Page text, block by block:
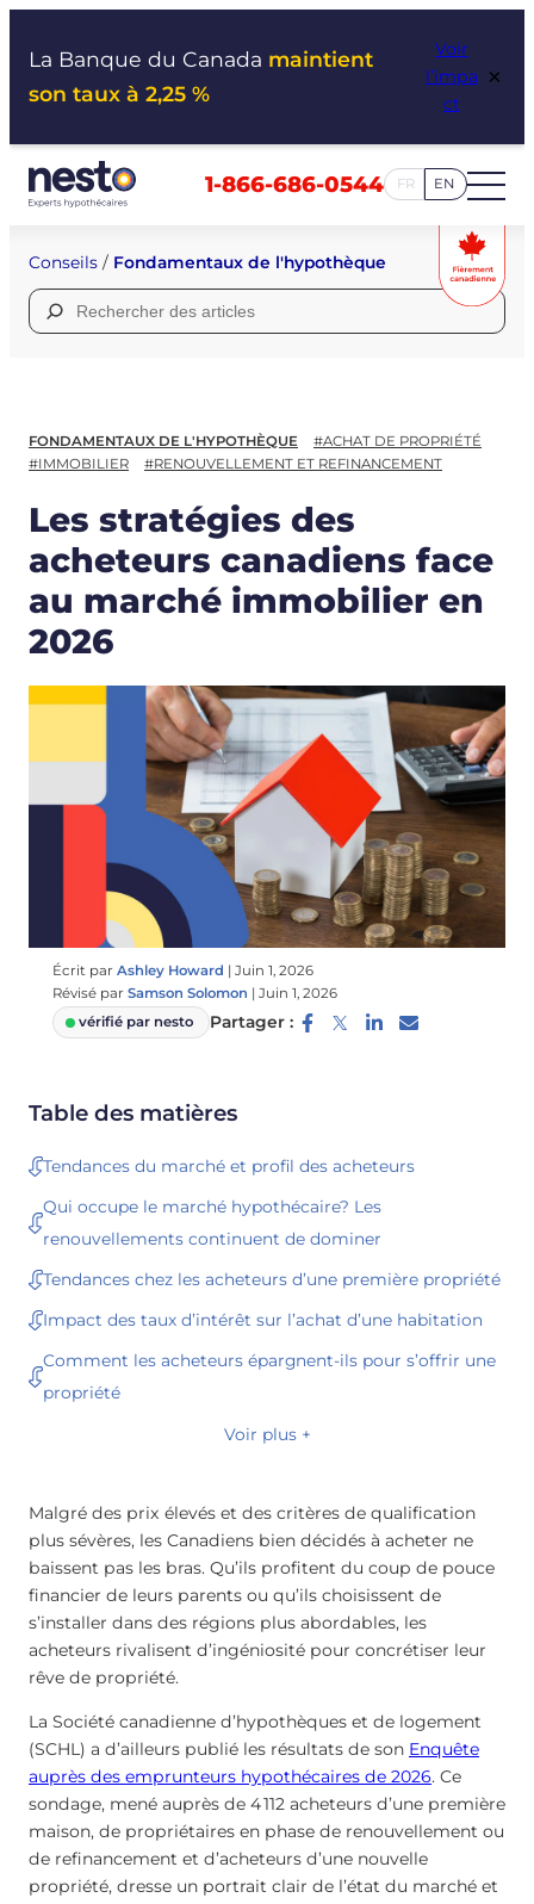
La Banque du Canada maintient
son taux à 2,25 %
Voir
l’impa
ct
×
1-866-686-0544 FR EN
Conseils / Fondamentaux de l'hypothèque
Rechercher :
FONDAMENTAUX DE L'HYPOTHÈQUE
#ACHAT DE PROPRIÉTÉ
#IMMOBILIER
#RENOUVELLEMENT ET REFINANCEMENT
Les stratégies des
acheteurs canadiens face
au marché immobilier en
2026
Écrit par Ashley Howard | Juin 1, 2026
Révisé par Samson Solomon | Juin 1, 2026
vérifié par nesto
Partager :
Table des matières
Tendances du marché et profil des acheteurs
Qui occupe le marché hypothécaire? Les
renouvellements continuent de dominer
Tendances chez les acheteurs d’une première propriété
Impact des taux d’intérêt sur l’achat d’une habitation
Comment les acheteurs épargnent-ils pour s’offrir une
propriété
Voir plus +
Malgré des prix élevés et des critères de qualification
plus sévères, les Canadiens bien décidés à acheter ne
baissent pas les bras. Qu’ils profitent du coup de pouce
financier de leurs parents ou qu’ils choisissent de
s’installer dans des régions plus abordables, les
acheteurs rivalisent d’ingéniosité pour concrétiser leur
rêve de propriété.
La Société canadienne d’hypothèques et de logement
(SCHL) a d’ailleurs publié les résultats de son Enquête
auprès des emprunteurs hypothécaires de 2026. Ce
sondage, mené auprès de 4 112 acheteurs d’une première
maison, de propriétaires en phase de renouvellement ou
de refinancement et d’acheteurs d’une nouvelle
propriété, dresse un portrait clair de l’état du marché et